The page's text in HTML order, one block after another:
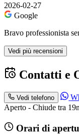
2026-02-27
Google
Bravo professionista
Vedi più recensioni
Contatti e
Vedi telefono
Aperto - Chiude tra
Orari di